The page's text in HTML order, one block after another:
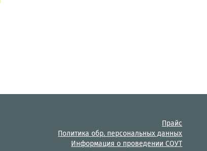
Прайс
Политика обр. персональных данных
Информация о проведении СОУТ